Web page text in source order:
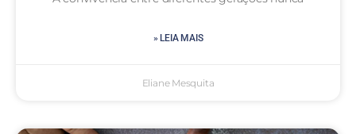
» LEIA MAIS
Eliane Mesquita